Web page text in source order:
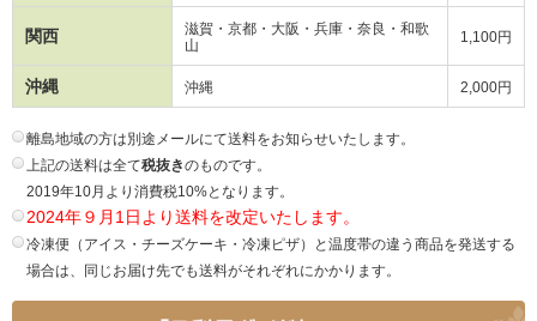
関西
滋賀・京都・大阪・兵庫・奈良・和歌
山
1,100円
沖縄 沖縄 2,000円
離島地域の方は別途メールにて送料をお知らせいたします。
上記の送料は全て税抜きのものです。
2019年10月より消費税10%となります。
2024年９月1日より送料を改定いたします。
冷凍便（アイス・チーズケーキ・冷凍ピザ）と温度帯の違う商品を発送する
場合は、同じお届け先でも送料がそれぞれにかかります。